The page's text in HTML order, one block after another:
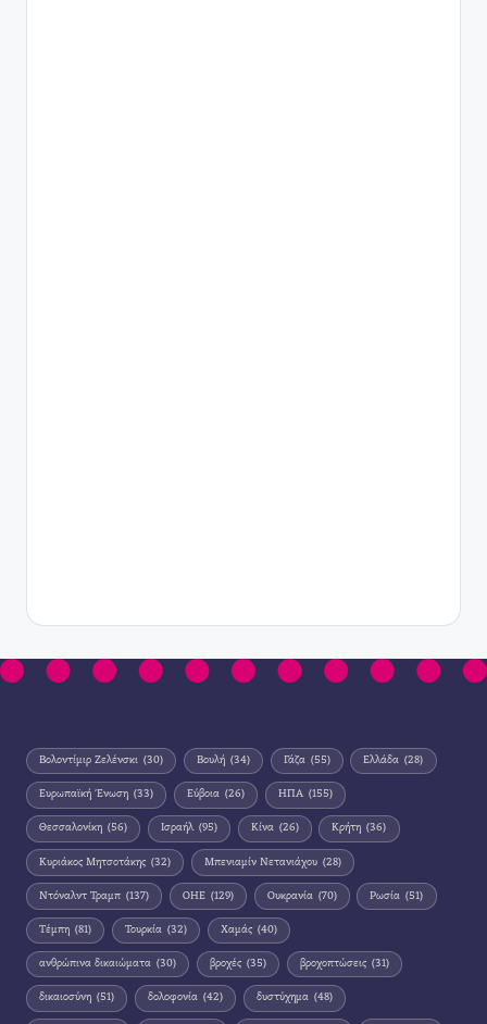
Βολοντίμιρ Ζελένσκι (30) Βουλή (34) Γάζα (55) Ελλάδα (28)
Ευρωπαϊκή Ένωση (33) Εύβοια (26) ΗΠΑ (155)
Θεσσαλονίκη (56) Ισραήλ (95) Κίνα (26) Κρήτη (36)
Κυριάκος Μητσοτάκης (32) Μπενιαμίν Νετανιάχου (28)
Ντόναλντ Τραμπ (137) ΟΗΕ (129) Ουκρανία (70) Ρωσία (51)
Τέμπη (81) Τουρκία (32) Χαμάς (40)
ανθρώπινα δικαιώματα (30) βροχές (35) βροχοπτώσεις (31)
δικαιοσύνη (51) δολοφονία (42) δυστύχημα (48)